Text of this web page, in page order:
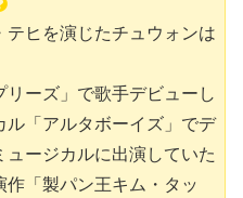
ヒを演じたチュウォンは
リーズ」で歌手デビューし
ル「アルタボーイズ」でデ
ュージカルに出演していた
「製パン王キム・タッ